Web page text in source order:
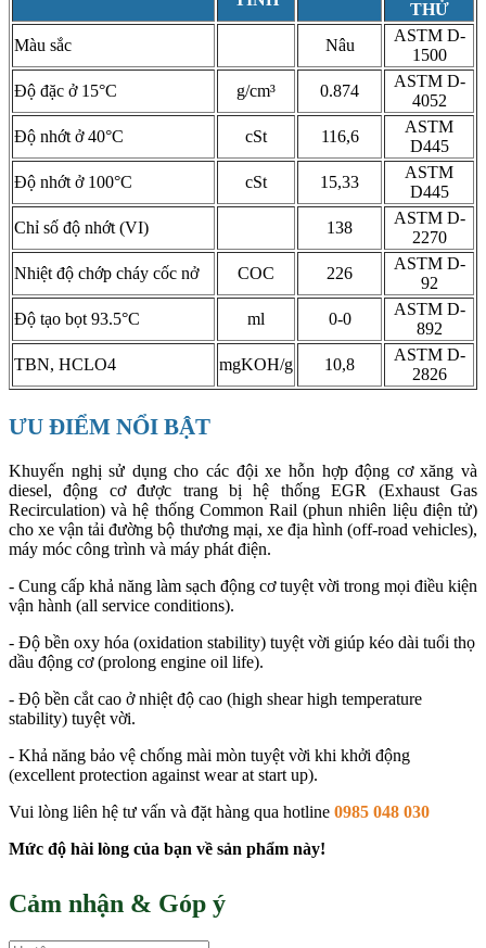
THỬ
Màu sắc
Nâu
ASTM D-
1500
Độ đặc ở 15°C
g/cm³ 0.874
ASTM D-
4052
Độ nhớt ở 40°C
cSt 116,6
ASTM
D445
Độ nhớt ở 100°C
cSt 15,33
ASTM
D445
Chỉ số độ nhớt (VI)
138
ASTM D-
2270
Nhiệt độ chớp cháy cốc nở
COC 226
ASTM D-
92
Độ tạo bọt 93.5°C
ml 0-0
ASTM D-
892
TBN, HCLO4
mgKOH/g 10,8
ASTM D-
2826
ƯU ĐIỂM NỔI BẬT
Khuyến nghị sử dụng cho các đội xe hỗn hợp động cơ xăng và
diesel, động cơ được trang bị hệ thống EGR (Exhaust Gas
Recirculation) và hệ thống Common Rail (phun nhiên liệu điện tử)
cho xe vận tải đường bộ thương mại, xe địa hình (off-road vehicles),
máy móc công trình và máy phát điện.
- Cung cấp khả năng làm sạch động cơ tuyệt vời trong mọi điều kiện
vận hành (all service conditions).
- Độ bền oxy hóa (oxidation stability) tuyệt vời giúp kéo dài tuổi thọ
dầu động cơ (prolong engine oil life).
- Độ bền cắt cao ở nhiệt độ cao (high shear high temperature
stability) tuyệt vời.
- Khả năng bảo vệ chống mài mòn tuyệt vời khi khởi động
(excellent protection against wear at start up).
Vui lòng liên hệ tư vấn và đặt hàng qua hotline 0985 048 030
Mức độ hài lòng của bạn về sản phẩm này!
Cảm nhận & Góp ý